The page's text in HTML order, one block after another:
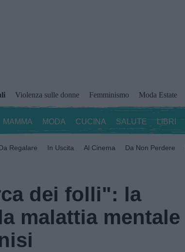
Violenza sulle donne Femminismo Moda Estate
MAMMA MODA CUCINA SALUTE LIBRI
Regalare In Uscita Al Cinema Da Non Perdere
dei folli": la
malattia mentale